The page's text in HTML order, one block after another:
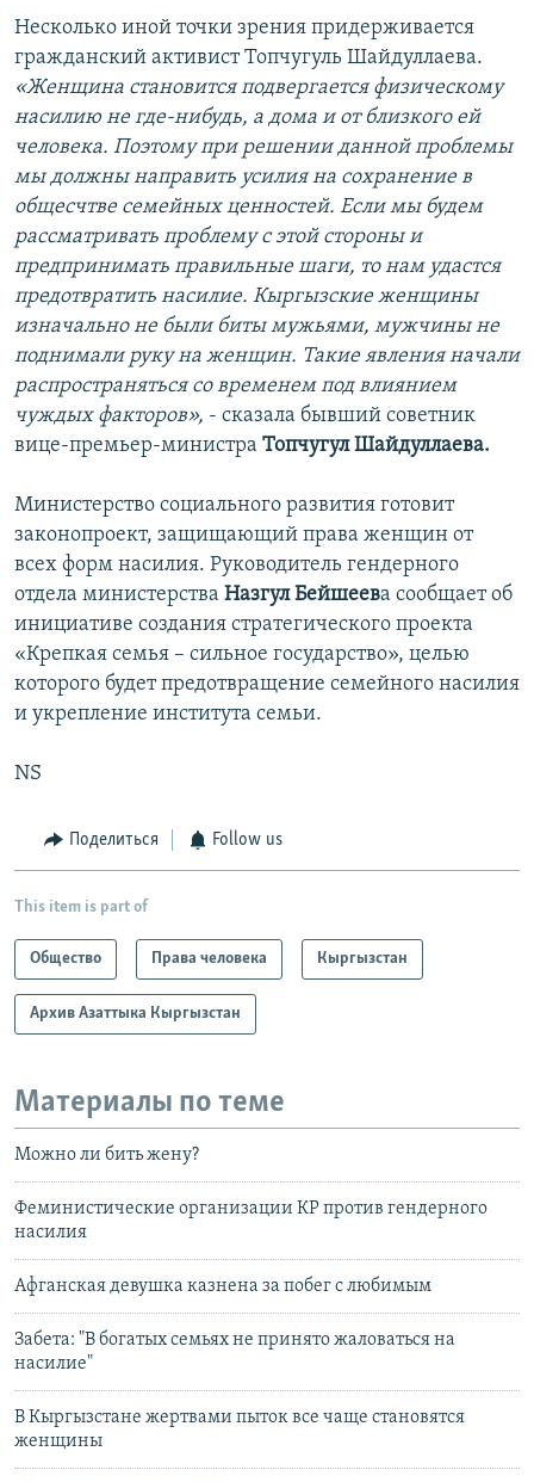
Несколько иной точки зрения придерживается
гражданский активист Топчугуль Шайдуллаева.
«Женщина становится подвергается физическому
насилию не где-нибудь, а дома и от близкого ей
человека. Поэтому при решении данной проблемы
мы должны направить усилия на сохранение в
общесчтве семейных ценностей. Если мы будем
рассматривать проблему с этой стороны и
предпринимать правильные шаги, то нам удастся
предотвратить насилие. Кыргызские женщины
изначально не были биты мужьями, мужчины не
поднимали руку на женщин. Такие явления начали
распространяться со временем под влиянием
чуждых факторов», - сказала бывший советник
вице-премьер-министра Топчугул Шайдуллаева.
Министерство социального развития готовит
законопроект, защищающий права женщин от
всех форм насилия. Руководитель гендерного
отдела министерства Назгул Бейшеева сообщает об
инициативе создания стратегического проекта
«Крепкая семья – сильное государство», целью
которого будет предотвращение семейного насилия
и укрепление института семьи.
NS
Поделиться Follow us
This item is part of
Общество Права человека Кыргызстан
Архив Азаттыка Кыргызстан
Материалы по теме
Можно ли бить жену?
Феминистические организации КР против гендерного
насилия
Афганская девушка казнена за побег с любимым
Забета: "В богатых семьях не принято жаловаться на
насилие"
В Кыргызстане жертвами пыток все чаще становятся
женщины